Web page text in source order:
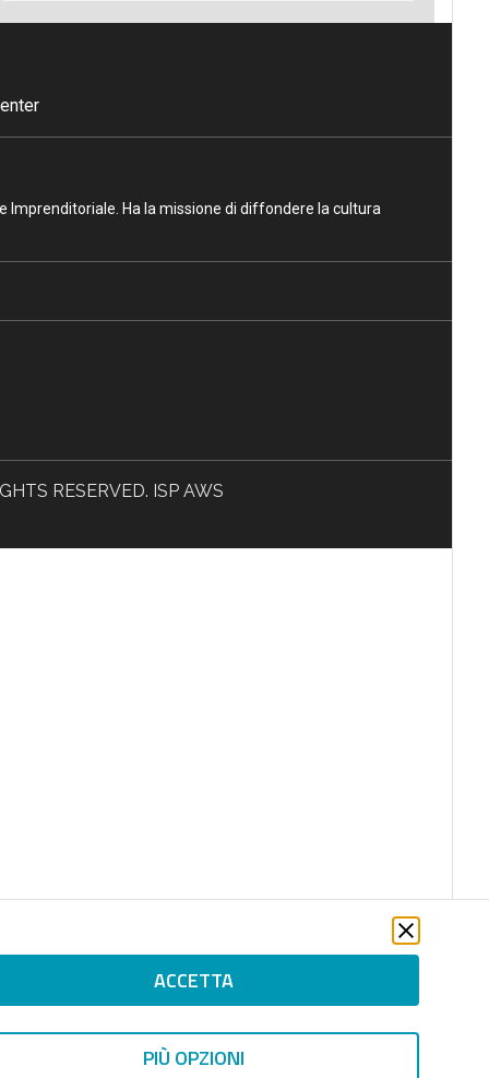
ACCETTA
PIÙ OPZIONI
Imprenditoriale. Ha la missione di diffondere la cultura
RESERVED. ISP AWS